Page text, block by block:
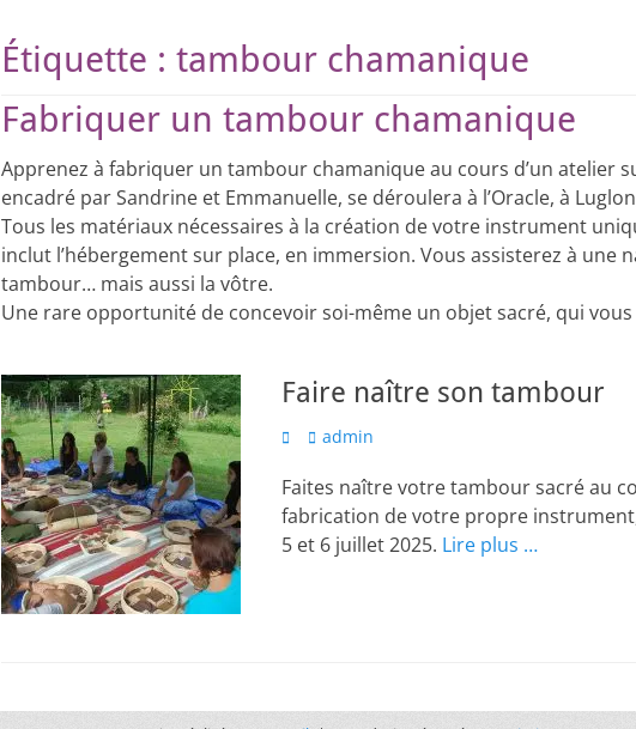
Étiquette : tambour chamanique
Fabriquer un tambour chamanique
Apprenez à fabriquer un tambour chamanique au cours d’un atelier
encadré par Sandrine et Emmanuelle, se déroulera à l’Oracle, à
Tous les matériaux nécessaires à la création de votre instrument
inclut l’hébergement sur place, en immersion. Vous assisterez à une
tambour… mais aussi la vôtre.
Une rare opportunité de concevoir soi-même un objet sacré, qui
Faire naître son tambour
admin
Faites naître votre tambour sacré au
fabrication de votre propre instrument,
5 et 6 juillet 2025. Lire plus …